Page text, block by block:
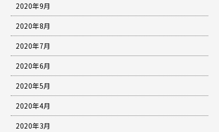
2020年9月
2020年8月
2020年7月
2020年6月
2020年5月
2020年4月
2020年3月